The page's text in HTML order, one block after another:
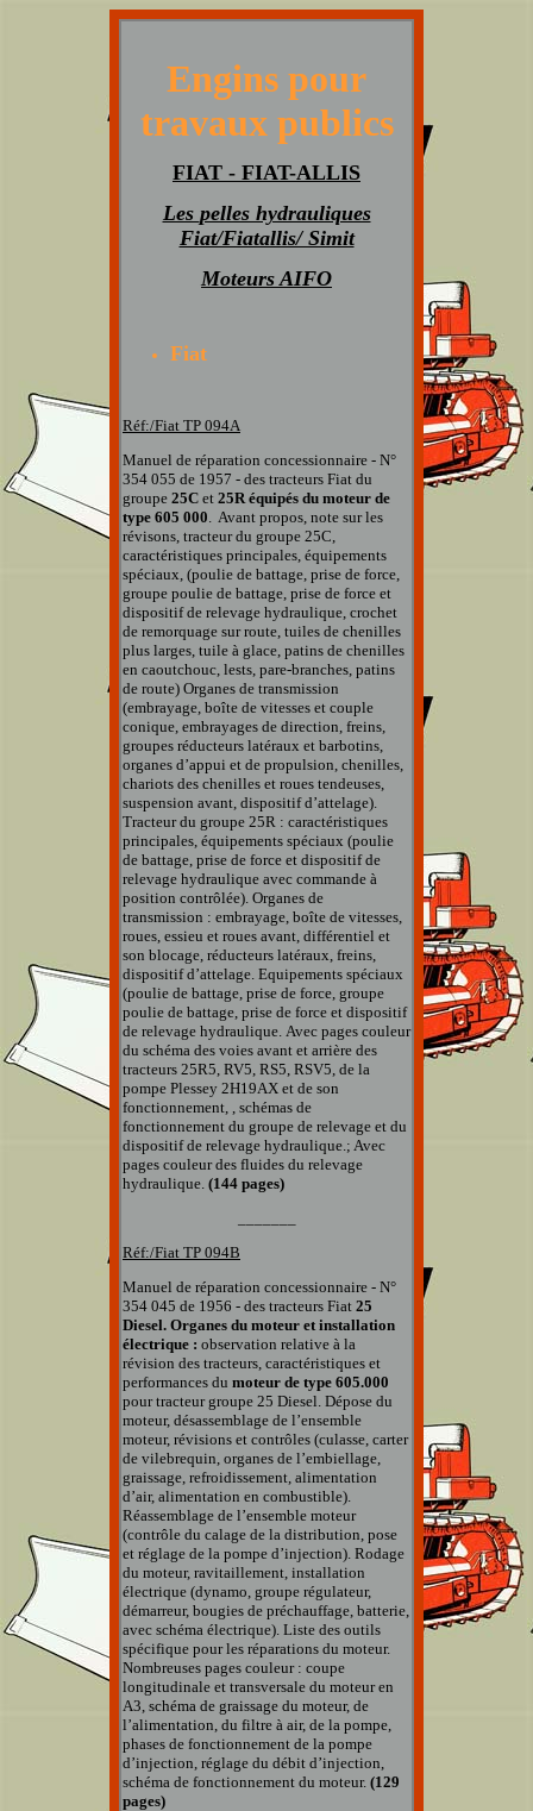
Engins pour
travaux publics
FIAT - FIAT-ALLIS
Les pelles hydrauliques
Fiat/Fiatallis/ Simit
Moteurs AIFO
Fiat
Réf:/Fiat TP 094A
Manuel de réparation concessionnaire - N°
354 055 de 1957 - des tracteurs Fiat du
groupe 25C et 25R équipés du moteur de
type 605 000. Avant propos, note sur les
révisons, tracteur du groupe 25C,
caractéristiques principales, équipements
spéciaux, (poulie de battage, prise de force,
groupe poulie de battage, prise de force et
dispositif de relevage hydraulique, crochet
de remorquage sur route, tuiles de chenilles
plus larges, tuile à glace, patins de chenilles
en caoutchouc, lests, pare-branches, patins
de route) Organes de transmission
(embrayage, boîte de vitesses et couple
conique, embrayages de direction, freins,
groupes réducteurs latéraux et barbotins,
organes d’appui et de propulsion, chenilles,
chariots des chenilles et roues tendeuses,
suspension avant, dispositif d’attelage).
Tracteur du groupe 25R : caractéristiques
principales, équipements spéciaux (poulie
de battage, prise de force et dispositif de
relevage hydraulique avec commande à
position contrôlée). Organes de
transmission : embrayage, boîte de vitesses,
roues, essieu et roues avant, différentiel et
son blocage, réducteurs latéraux, freins,
dispositif d’attelage. Equipements spéciaux
(poulie de battage, prise de force, groupe
poulie de battage, prise de force et dispositif
de relevage hydraulique. Avec pages couleur
du schéma des voies avant et arrière des
tracteurs 25R5, RV5, RS5, RSV5, de la
pompe Plessey 2H19AX et de son
fonctionnement, , schémas de
fonctionnement du groupe de relevage et du
dispositif de relevage hydraulique.; Avec
pages couleur des fluides du relevage
hydraulique. (144 pages)
Réf:/Fiat TP 094B
Manuel de réparation concessionnaire - N°
354 045 de 1956 - des tracteurs Fiat 25
Diesel. Organes du moteur et installation
électrique : observation relative à la
révision des tracteurs, caractéristiques et
performances du moteur de type 605.000
pour tracteur groupe 25 Diesel. Dépose du
moteur, désassemblage de l’ensemble
moteur, révisions et contrôles (culasse, carter
de vilebrequin, organes de l’embiellage,
graissage, refroidissement, alimentation
d’air, alimentation en combustible).
Réassemblage de l’ensemble moteur
(contrôle du calage de la distribution, pose
et réglage de la pompe d’injection). Rodage
du moteur, ravitaillement, installation
électrique (dynamo, groupe régulateur,
démarreur, bougies de préchauffage, batterie,
avec schéma électrique). Liste des outils
spécifique pour les réparations du moteur.
Nombreuses pages couleur : coupe
longitudinale et transversale du moteur en
A3, schéma de graissage du moteur, de
l’alimentation, du filtre à air, de la pompe,
phases de fonctionnement de la pompe
d’injection, réglage du débit d’injection,
schéma de fonctionnement du moteur. (129
pages)